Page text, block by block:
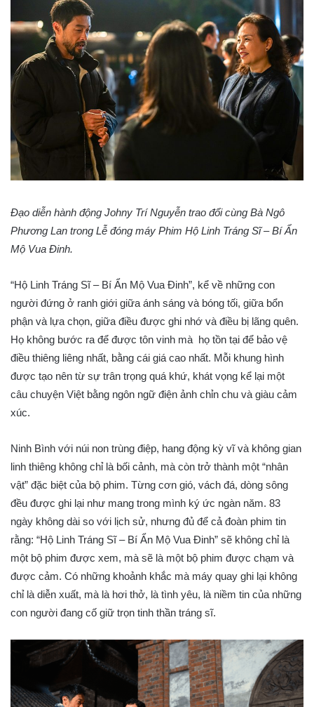
Đạo diễn hành động Johny Trí Nguyễn trao đổi cùng Bà Ngô
Phương Lan trong Lễ đóng máy Phim Hộ Linh Tráng Sĩ – Bí Ẩn
Mộ Vua Đinh.
“Hộ Linh Tráng Sĩ – Bí Ẩn Mộ Vua Đinh”, kể về những con
người đứng ở ranh giới giữa ánh sáng và bóng tối, giữa bổn
phận và lựa chọn, giữa điều được ghi nhớ và điều bị lãng quên.
Họ không bước ra để được tôn vinh mà họ tồn tại để bảo vệ
điều thiêng liêng nhất, bằng cái giá cao nhất. Mỗi khung hình
được tạo nên từ sự trân trọng quá khứ, khát vọng kể lại một
câu chuyện Việt bằng ngôn ngữ điện ảnh chỉn chu và giàu cảm
xúc.
Ninh Bình với núi non trùng điệp, hang động kỳ vĩ và không gian
linh thiêng không chỉ là bối cảnh, mà còn trở thành một “nhân
vật” đặc biệt của bộ phim. Từng cơn gió, vách đá, dòng sông
đều được ghi lại như mang trong mình ký ức ngàn năm. 83
ngày không dài so với lịch sử, nhưng đủ để cả đoàn phim tin
rằng: “Hộ Linh Tráng Sĩ – Bí Ẩn Mộ Vua Đinh” sẽ không chỉ là
một bộ phim được xem, mà sẽ là một bộ phim được chạm và
được cảm. Có những khoảnh khắc mà máy quay ghi lại không
chỉ là diễn xuất, mà là hơi thở, là tình yêu, là niềm tin của những
con người đang cố giữ trọn tinh thần tráng sĩ.